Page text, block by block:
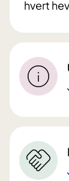
hvert